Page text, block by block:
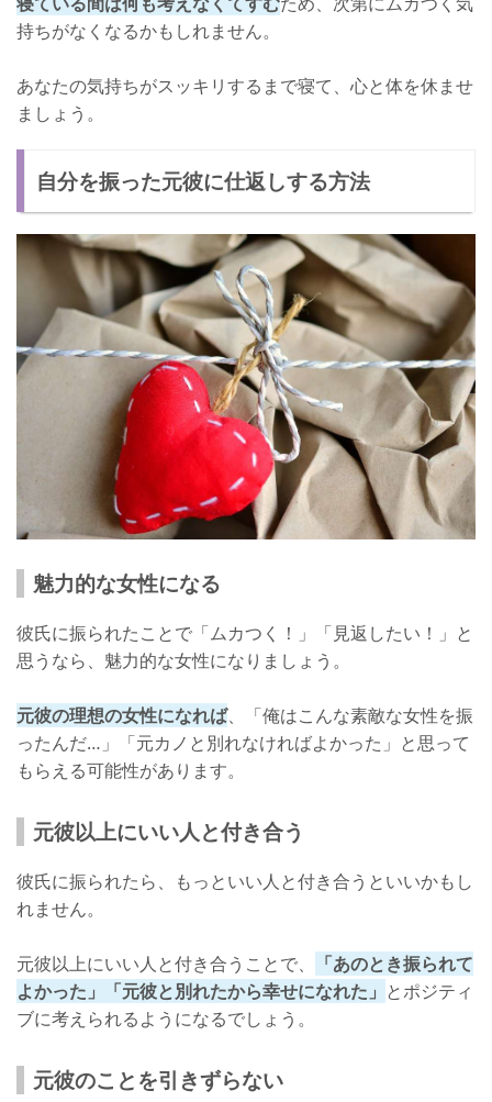
持ちがなくなるかもしれません。
あなたの気持ちがスッキリするまで寝て、心と体を休ませ
ましょう。
自分を振った元彼に仕返しする方法
魅力的な女性になる
彼氏に振られたことで「ムカつく！」「見返したい！」と
思うなら、魅力的な女性になりましょう。
元彼の理想の女性になれば、「俺はこんな素敵な女性を振
ったんだ…」「元カノと別れなければよかった」と思って
もらえる可能性があります。
元彼以上にいい人と付き合う
彼氏に振られたら、もっといい人と付き合うといいかもし
れません。
元彼以上にいい人と付き合うことで、
「あのとき振られて
よかった」「元彼と別れたから幸せになれた」 とポジティ
ブに考えられるようになるでしょう。
元彼のことを引きずらない